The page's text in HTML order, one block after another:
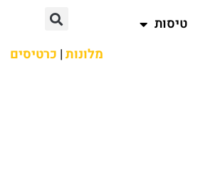
טיסות
מלונות| כרטיסים